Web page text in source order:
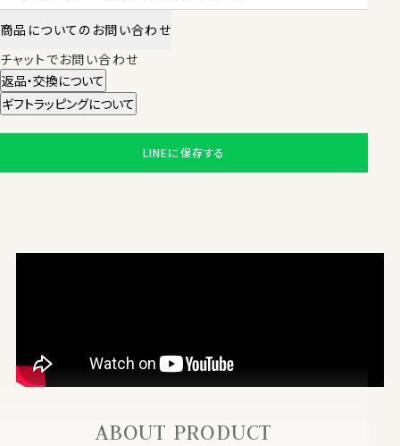
商品についてのお問い合わせ
チャットでお問い合わせ
返品・交換について
ギフトラッピングについて
LINEに保存する
ABOUT PRODUCT